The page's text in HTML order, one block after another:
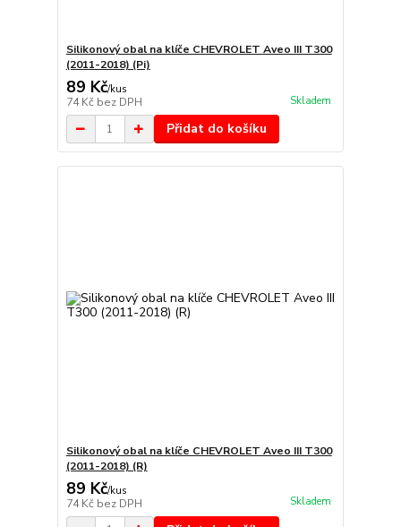
Silikonový obal na klíče CHEVROLET Aveo III T300
(2011-2018) (Pi)
89 Kč/kus
74 Kč bez DPH Skladem
Přidat do košíku
Silikonový obal na klíče CHEVROLET Aveo III T300
(2011-2018) (R)
89 Kč/kus
74 Kč bez DPH Skladem